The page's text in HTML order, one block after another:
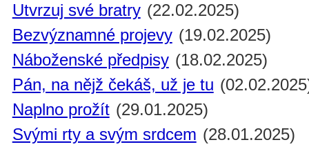
Utvrzuj své bratry (22.02.2025)
Bezvýznamné projevy (19.02.2025)
Náboženské předpisy (18.02.2025)
Pán, na nějž čekáš, už je tu
Naplno prožít (29.01.2025)
Svými rty a svým srdcem (28.01.2025)